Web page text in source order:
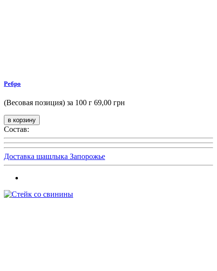
Ребро
(Весовая позиция) за 100 г 69,00 грн
Состав:
Доставка шашлыка Запорожье